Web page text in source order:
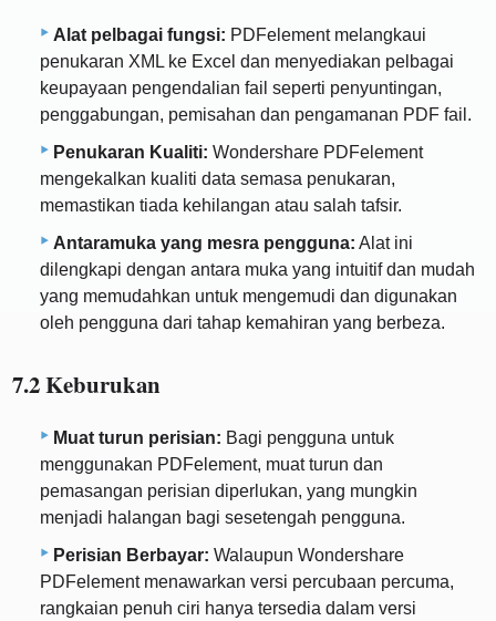
Alat pelbagai fungsi: PDFelement melangkaui
penukaran XML ke Excel dan menyediakan pelbagai
keupayaan pengendalian fail seperti penyuntingan,
penggabungan, pemisahan dan pengamanan PDF fail.
Penukaran Kualiti: Wondershare PDFelement
mengekalkan kualiti data semasa penukaran,
memastikan tiada kehilangan atau salah tafsir.
Antaramuka yang mesra pengguna: Alat ini
dilengkapi dengan antara muka yang intuitif dan mudah
yang memudahkan untuk mengemudi dan digunakan
oleh pengguna dari tahap kemahiran yang berbeza.
7.2 Keburukan
Muat turun perisian: Bagi pengguna untuk
menggunakan PDFelement, muat turun dan
pemasangan perisian diperlukan, yang mungkin
menjadi halangan bagi sesetengah pengguna.
Perisian Berbayar: Walaupun Wondershare
PDFelement menawarkan versi percubaan percuma,
rangkaian penuh ciri hanya tersedia dalam versi